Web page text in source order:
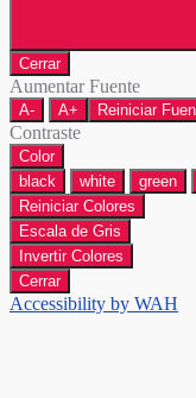
Cerrar
Aumentar Fuente
A- A+ Reiniciar
Contraste
Color
black
white green
Reiniciar Colores
Escala de Gris
Invertir Colores
Cerrar
Accessibility by WAH